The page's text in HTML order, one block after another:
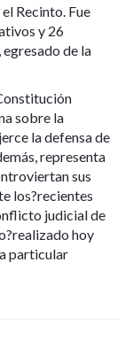
Recinto. Fue
y 26
de la
sobre la
la defensa de
representa
sus
los?recientes
judicial de
hoy
particular